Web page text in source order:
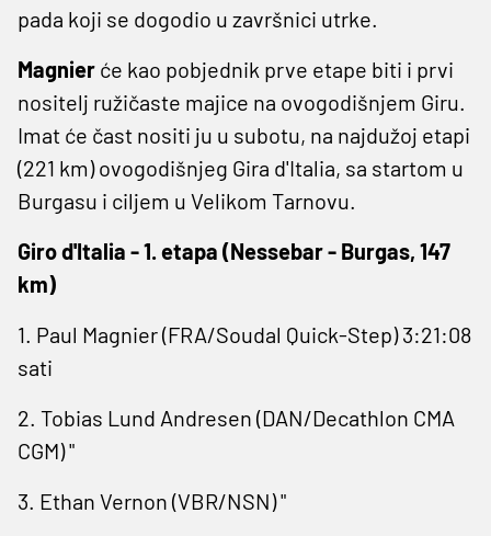
pada koji se dogodio u završnici utrke.
Magnier će kao pobjednik prve etape biti i prvi
nositelj ružičaste majice na ovogodišnjem Giru.
Imat će čast nositi ju u subotu, na najdužoj etapi
(221 km) ovogodišnjeg Gira d'Italia, sa startom u
Burgasu i ciljem u Velikom Tarnovu.
Giro d'Italia - 1. etapa (Nessebar - Burgas, 147
km)
1. Paul Magnier (FRA/Soudal Quick-Step) 3:21:08
sati
2. Tobias Lund Andresen (DAN/Decathlon CMA
CGM) "
3. Ethan Vernon (VBR/NSN) "